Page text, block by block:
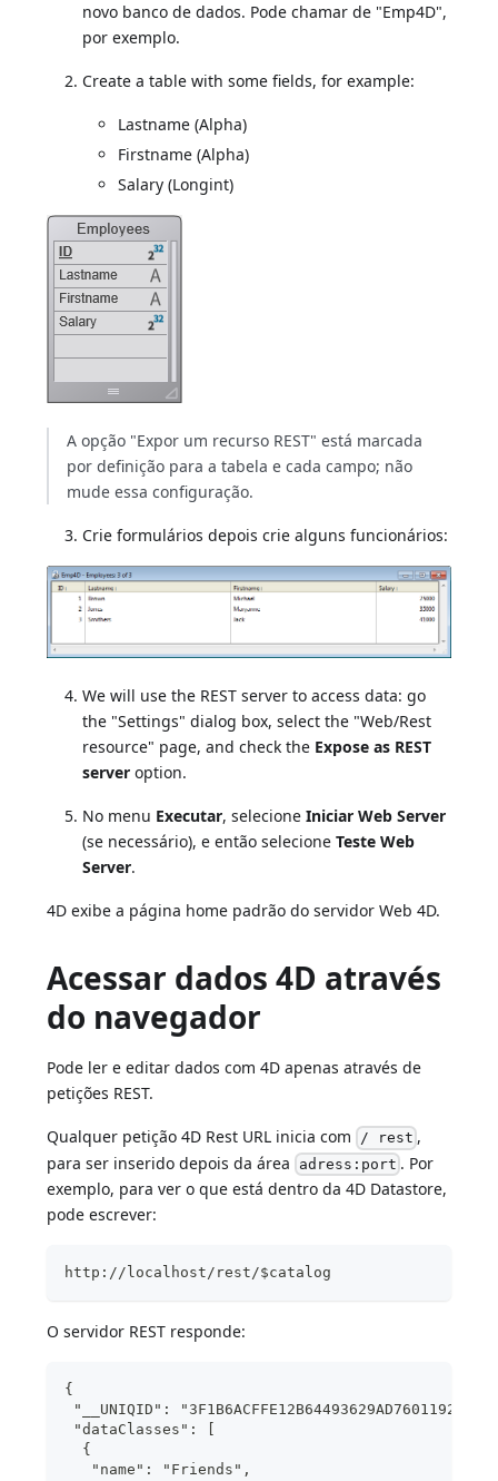
novo banco de dados. Pode chamar de "Emp4D",
por exemplo.
Create a table with some fields, for example:
Lastname (Alpha)
Firstname (Alpha)
Salary (Longint)
A opção "Expor um recurso REST" está marcada
por definição para a tabela e cada campo; não
mude essa configuração.
Crie formulários depois crie alguns funcionários:
We will use the REST server to access data: go
the "Settings" dialog box, select the "Web/Rest
resource" page, and check the Expose as REST
server option.
No menu Executar, selecioneIniciar Web Server
(se necessário), e então selecioneTeste Web
Server.
4D exibe a página home padrão do servidor Web 4D.
Acessar dados 4D através
do navegador
Pode ler e editar dados com 4D apenas através de
petições REST.
Qualquer petição 4D Rest URL inicia com / rest ,
para ser inserido depois da área adress:port . Por
exemplo, para ver o que está dentro da 4D Datastore,
pode escrever:
http://localhost/rest/$catalog
O servidor REST responde:
{
"__UNIQID": "3F1B6ACFFE12B64493629AD76011922D",
"dataClasses": [
  {
   "name": "Friends",